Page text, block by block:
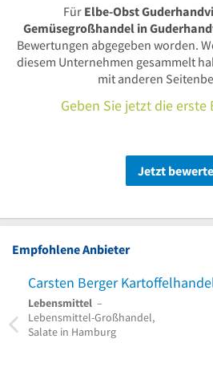
Für Elbe-Obst
Gemüsegroßhandel in
Bewertungen abgegeben worden.
diesem Unternehmen gesammelt
mit anderen
Geben Sie jetzt die
Jetzt
Empfohlene Anbieter
Carsten Berger
Lebensmittel –
Lebensmittel-Großhandel,
Salate in Hamburg